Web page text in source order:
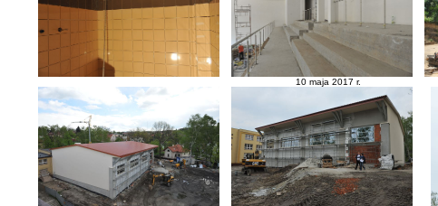
10 maja 2017 r.